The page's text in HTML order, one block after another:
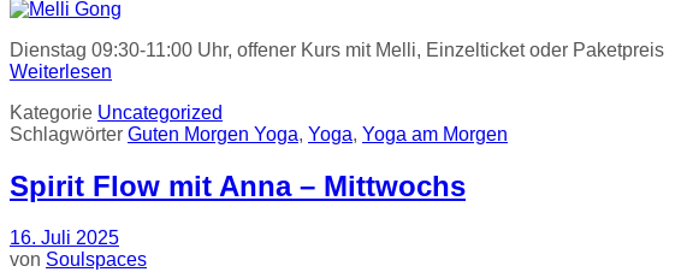
Dienstag 09:30-11:00 Uhr, offener Kurs mit Melli, Einzelticket oder Paketpreis
Weiterlesen
Kategorie Uncategorized
Schlagwörter Guten Morgen Yoga, Yoga, Yoga am Morgen
Spirit Flow mit Anna – Mittwochs
16. Juli 2025
von Soulspaces